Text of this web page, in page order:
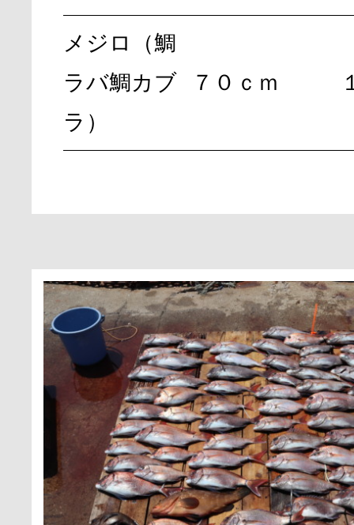
メジロ（鯛
ラバ鯛カブ
ラ）
７０ｃｍ